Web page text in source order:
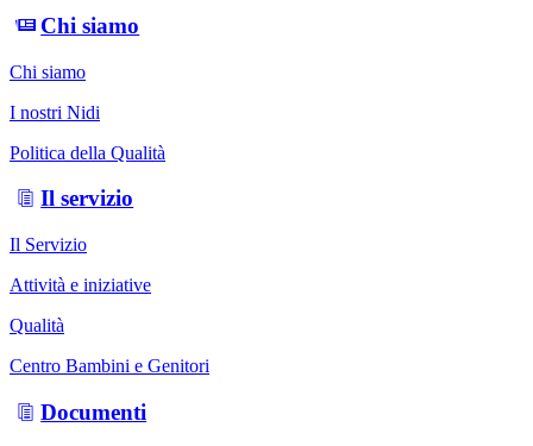
Chi siamo
Chi siamo
I nostri Nidi
Politica della Qualità
Il servizio
Il Servizio
Attività e iniziative
Qualità
Centro Bambini e Genitori
Documenti